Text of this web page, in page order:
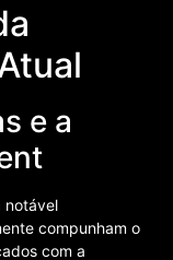
e a
notável
compunham o
com a